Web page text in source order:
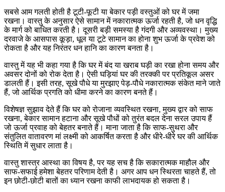
सबसे आम गलती होती है टूटी-फूटी या बेकार पड़ी वस्तुओं को घर में जमा
रखना। वास्तु के अनुसार ऐसे सामान में नकारात्मक ऊर्जा रहती है, जो धन वृद्धि
के मार्ग को बाधित करती है। दूसरी बड़ी समस्या है गंदगी और अव्यवस्था। मुख्य
दरवाजे के आसपास कूड़ा, धूल या टूटे सामान का होना शुभ ऊर्जा के प्रवेश को
रोकता है और यह निरंतर धन हानि का कारण बनता है।
वास्तु में यह भी कहा गया है कि घर में बंद या खराब घड़ी का रखा होना समय और
अवसर दोनों को रोक देता है। ऐसी घड़ियां घर की तरक्की पर प्रतिकूल असर
डालती हैं। इसी तरह, सूखे पौधे या मुरझाए पेड़-पौधे नकारात्मक संकेत माने जाते
हैं, जो आर्थिक प्रगति को धीमा करने का कारण बनते हैं।
विशेषज्ञ सुझाव देते हैं कि घर को रोजाना व्यवस्थित रखना, मुख्य द्वार को साफ
रखना, बेकार सामान हटाना और सूखे पौधों को तुरंत बदल देना सरल उपाय हैं
जो ऊर्जा प्रवाह को बेहतर बनाते हैं। माना जाता है कि साफ-सुथरा और
संतुलित वातावरण मां लक्ष्मी को आकर्षित करता है और धीरे-धीरे घर की आर्थिक
स्थिति में सुधार लाता है।
वास्तु शास्त्र आस्था का विषय है, पर यह सच है कि सकारात्मक माहौल और
साफ-सफाई हमेशा बेहतर परिणाम देती है। अगर आप धन स्थिरता चाहते हैं, तो
इन छोटी-छोटी बातों का ध्यान रखना काफी लाभदायक हो सकता है।